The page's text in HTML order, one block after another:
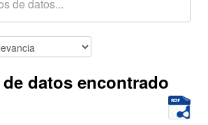
datos encontrado